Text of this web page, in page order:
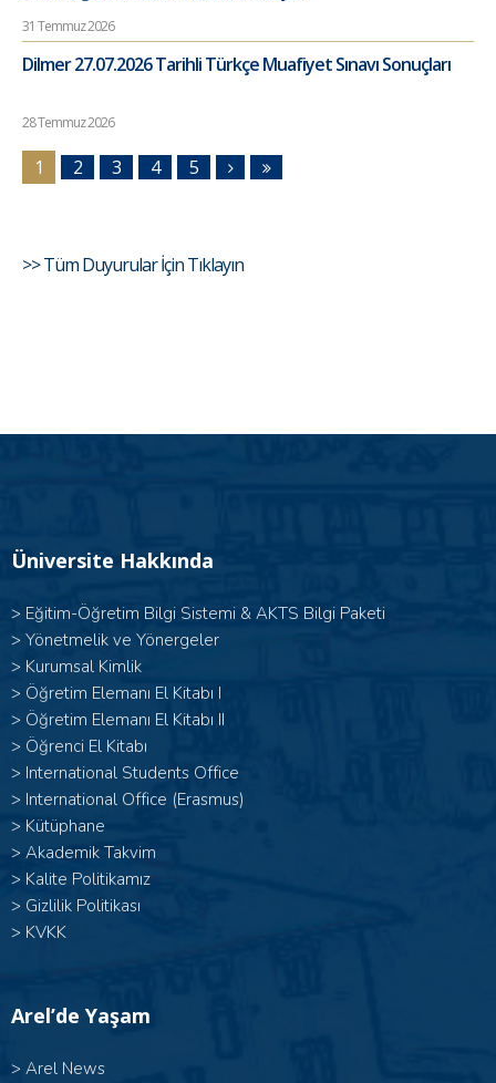
31 Temmuz 2026
Dilmer 27.07.2026 Tarihli Türkçe Muafiyet Sınavı Sonuçları
28 Temmuz 2026
1 2 3 4 5
>> Tüm Duyurular İçin Tıklayın
Üniversite Hakkında
> Eğitim-Öğretim Bilgi Sistemi & AKTS Bilgi Paketi
> Yönetmelik ve Yönergeler
> Kurumsal Kimlik
> Öğretim Elemanı El Kitabı I
> Öğretim Elemanı El Kitabı II
> Öğrenci El Kitabı
> International Students Office
> International Office (Erasmus)
> Kütüphane
> Akademik Takvim
> Kalite Politikamız
> Gizlilik Politikası
> KVKK
Arel’de Yaşam
> Arel News